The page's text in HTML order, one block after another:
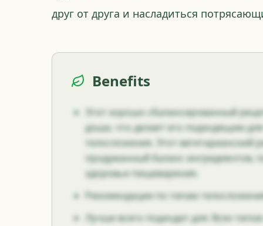
друг от друга и насладиться
Benefits
Этот хорошо сбалансированный
доши, что делает его подходящим
телосложения. Этот вегетарианский
продуманный баланс
здоровье пищеварения.
Рекомендации по типам
Лучше всего подходит для: Всех